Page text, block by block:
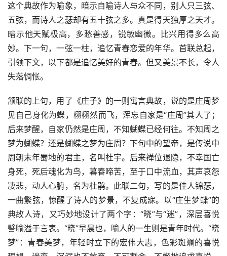
这个典故作为喻象，暗示自喻诗人与众不同，别人只三弦、
五弦，而诗人之瑟却有五十弦之多。真是得天独厚之天才。
暗示他天赋极高，多愁善感，锐敏幽微。比兴用得多么高
妙。下一句，一弦一柱，追忆青春恋爱的年华。首联总起，
引领下文，以下都是追忆美好的青春。但又美景不长，令人
失落惆怅。
颔联的上句，用了《庄子》的一则寓言典故，说的是庄周梦
见自己身化为蝶，栩栩然而飞，浑忘自家是“庄周”其人了；
后来梦醒，自家仍然是庄周，不知蝴蝶已经何往。不知周之
梦为蝴蝶？还是蝴蝶之梦为庄周？下句中的望帝，是传说中
周朝末年蜀地的君主，名叫杜宇。后来禅位退隐，不幸国亡
身死，死后魂化为鸟，暮春啼苦，至于口中流血，其声哀怨
凄悲，动人心腑，名为杜鹃。此联二句，写的是佳人锦瑟，
一曲繁弦，惊醒了诗人的梦景，不复成寐。以“庄生梦蝶”的
典故人诗，又巧妙地设计了两个字：“晓”与“迷”，深层喜悦
譬喻溢于言表。“晓”早晨也，喻人的一生则是青年时代。“晓
梦”：青春美梦，年轻时立下的宏伟大志，色彩斑斓的喜悦